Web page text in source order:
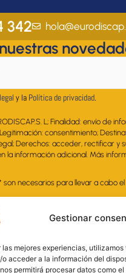
Gestionar
las mejores experiencias,
o acceder a la información del
permitirá procesar datos como
t
a
g
r
e
b
o
o
342
y la Política de privacidad.
L; Finalidad: envío de
consentimiento;
Derechos: acceder, rectificar y
la información adicional. Más
necesarios para llevar a cabo